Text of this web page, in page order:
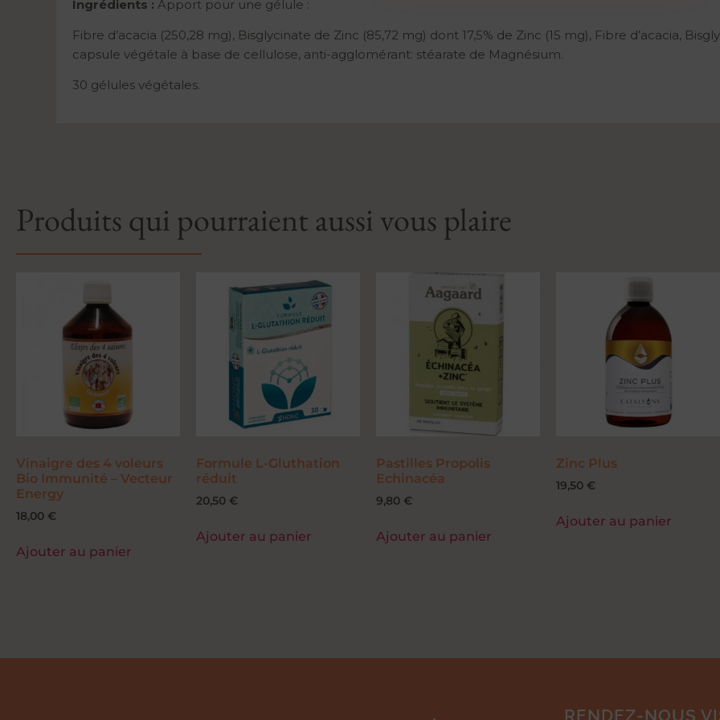
Ingrédients : Apport pour une gélule :
Fibre d’acacia (250,28 mg), Bisglycinate de Zinc (85,72 mg) dont 17,5% de Zinc (15 mg), Fibre d’acacia,
capsule végétale à base de cellulose, anti-agglomérant: stéarate de Magnésium.
30 gélules végétales.
Produits qui pourraient aussi vous plaire
Vinaigre des 4 voleurs
Bio Immunité – Vecteur
Energy
18,00 €
Ajouter au panier
Formule L-Gluthation
réduit
20,50 €
Ajouter au panier
Pastilles Propolis
Echinacéa
9,80 €
Ajouter au panier
Zinc Plus
19,50 €
Ajouter au panier
RENDEZ-NOUS